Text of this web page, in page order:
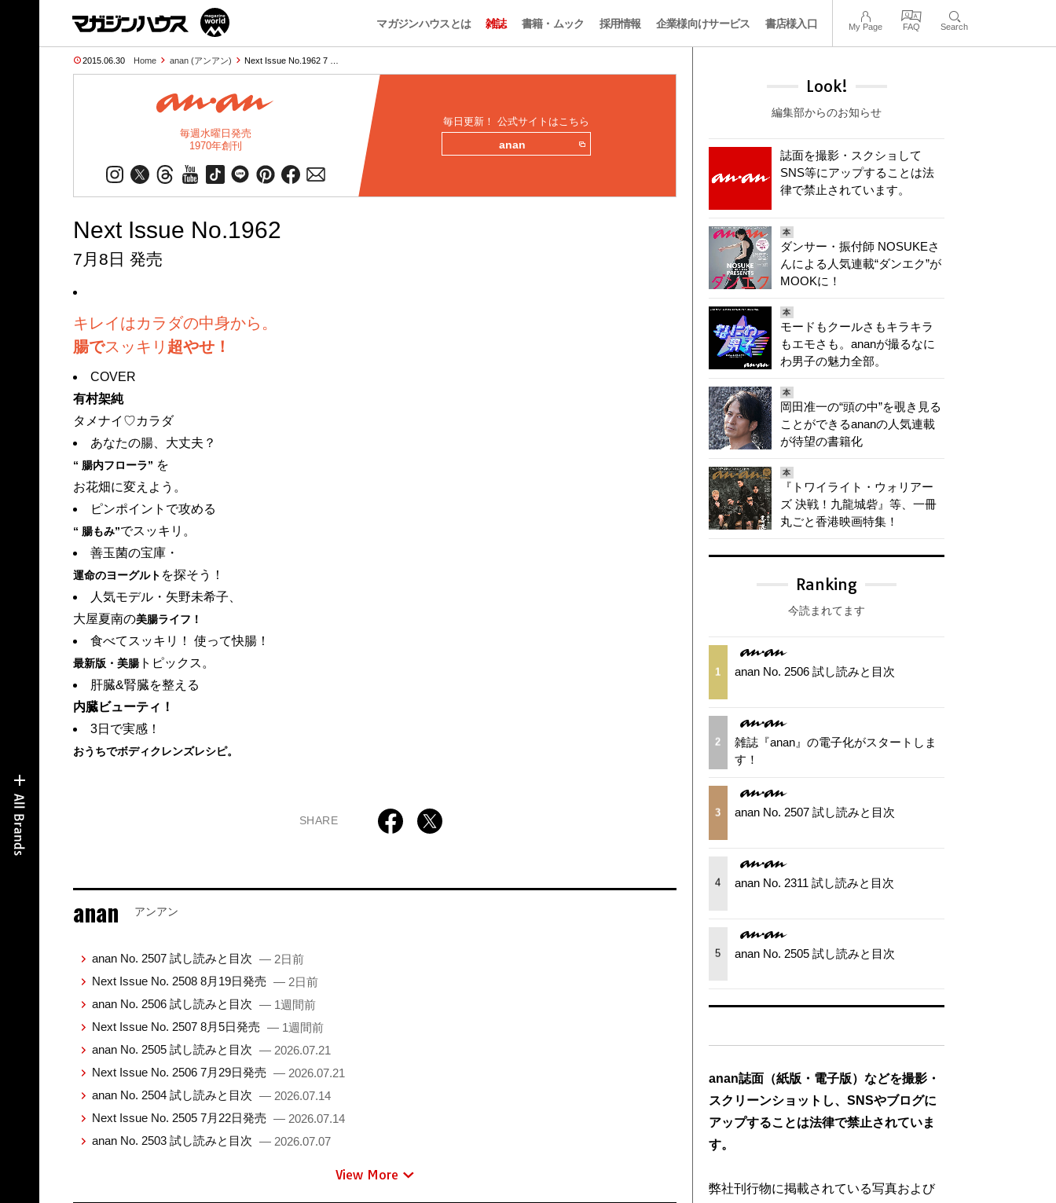
マガジンハウスとは 雑誌 書籍・ムック 採用情報 企業様向けサービス 書店様入口 My Page FAQ Search
2015.06.30 Home anan (アンアン) Next Issue No.1962 7 …
毎週水曜日発売
1970年創刊
毎日更新！ 公式サイトはこちら
anan
Next Issue No.1962
7月8日 発売
キレイはカラダの中身から。
腸でスッキリ 超やせ！
COVER
有村架純
タメナイ♡カラダ
あなたの腸、大丈夫？
“ 腸内フローラ” を
お花畑に変えよう。
ピンポイントで攻める
“ 腸もみ”でスッキリ。
善玉菌の宝庫・
運命のヨーグルト を探そう！
人気モデル・矢野未希子、
大屋夏南の美腸ライフ！
食べてスッキリ！ 使って快腸！
最新版・美腸トピックス。
肝臓&腎臓を整える
内臓ビューティ！
3日で実感！
おうちでボディクレンズレシピ。
SHARE
anan アンアン
anan No. 2507 試し読みと目次 — 2日前
Next Issue No. 2508 8月19日発売 — 2日前
anan No. 2506 試し読みと目次 — 1週間前
Next Issue No. 2507 8月5日発売 — 1週間前
anan No. 2505 試し読みと目次 — 2026.07.21
Next Issue No. 2506 7月29日発売 — 2026.07.21
anan No. 2504 試し読みと目次 — 2026.07.14
Next Issue No. 2505 7月22日発売 — 2026.07.14
anan No. 2503 試し読みと目次 — 2026.07.07
View More
Look!
編集部からのお知らせ
誌面を撮影・スクショして
SNS等にアップすることは法
律で禁止されています。
本
ダンサー・振付師 NOSUKEさ
んによる人気連載“ダンエク”が
MOOKに！
本
モードもクールさもキラキラ
もエモさも。ananが撮るなに
わ男子の魅力全部。
本
岡田准一の“頭の中”を覗き見る
ことができるananの人気連載
が待望の書籍化
本
『トワイライト・ウォリアー
ズ 決戦！九龍城砦』等、一冊
丸ごと香港映画特集！
Ranking
今読まれてます
1 anan No. 2506 試し読みと目次
2
雑誌『anan』の電子化がスタートしま
す！
3 anan No. 2507 試し読みと目次
4 anan No. 2311 試し読みと目次
5 anan No. 2505 試し読みと目次
anan誌面（紙版・電子版）などを撮影・
スクリーンショットし、SNSやブログに
アップすることは法律で禁止されていま
す。
弊社刊行物に掲載されている写真および